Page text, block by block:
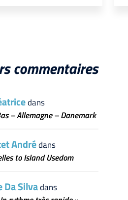
commentaires
dans
– Allemagne – Danemark
Andrédans
to Island Usedom
Da Silvadans